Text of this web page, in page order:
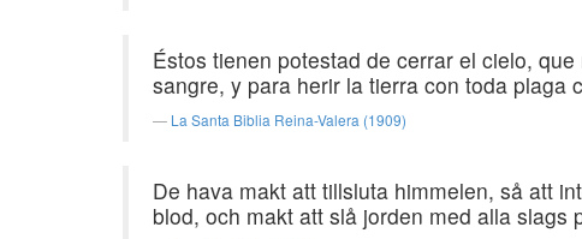
Éstos tienen potestad de cerrar el cielo,
sangre, y para herir la tierra con toda plaga
La Santa Biblia Reina-Valera (1909)
De hava makt att tillsluta himmelen, så att
blod, och makt att slå jorden med alla slags